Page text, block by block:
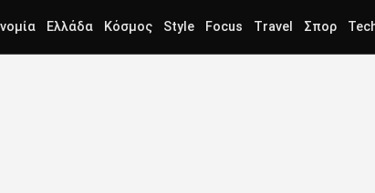
Ελλάδα Κόσμος Style Focus Travel Σπορ